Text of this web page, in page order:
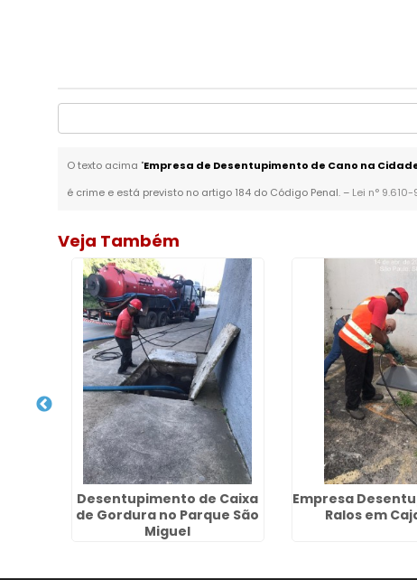
O texto acima "Empresa de Desentupimento de Cano na
é crime e está previsto no artigo 184 do Código Penal. – Lei n°
Veja Também
Desentupimento de Caixa
de Gordura no Parque São
Miguel
Empresa
Ralos em